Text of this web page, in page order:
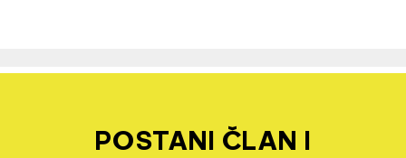
POSTANI ČLAN I